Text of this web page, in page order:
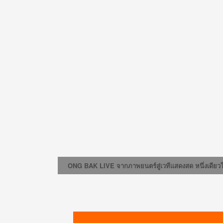
ONG BAK LIVE จากภาพยนตร์สู่เวทีแสดงสด หนึ่งเดีย